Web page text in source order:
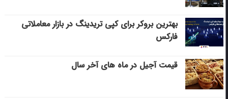
بهترین بروکر برای کپی‌ تریدینگ در بازار معاملاتی
فارکس
قیمت آجیل در ماه های آخر سال